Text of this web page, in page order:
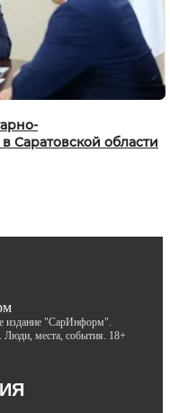
Саратовской области
издание "СарИнформ".
Люди, места, события. 18+